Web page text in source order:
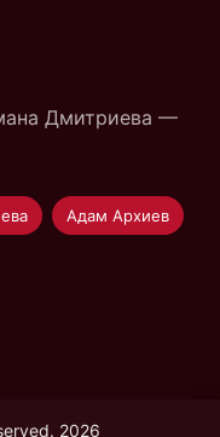
Дмитриева —
Адам Архиев
2026